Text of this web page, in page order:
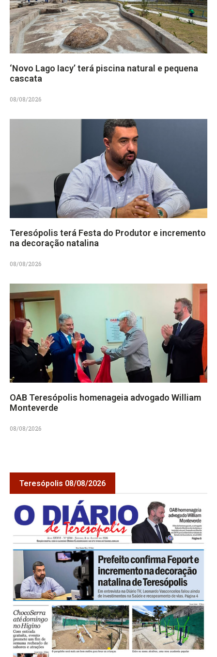
‘Novo Lago Iacy’ terá piscina natural e pequena
cascata
08/08/2026
Teresópolis terá Festa do Produtor e incremento
na decoração natalina
08/08/2026
OAB Teresópolis homenageia advogado William
Monteverde
08/08/2026
Teresópolis 08/08/2026